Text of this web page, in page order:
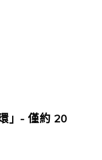
」- 僅約 20